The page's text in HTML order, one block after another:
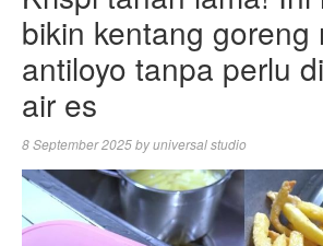
bikin kentang goreng
antiloyo tanpa perlu
air es
8 September 2025byuniversal studio